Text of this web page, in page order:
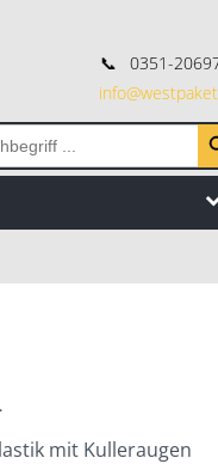
📞
0351-
mit Kulleraugen